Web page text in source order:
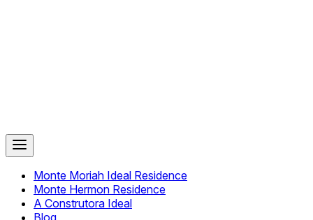
Monte Moriah Ideal Residence
Monte Hermon Residence
A Construtora Ideal
Blog